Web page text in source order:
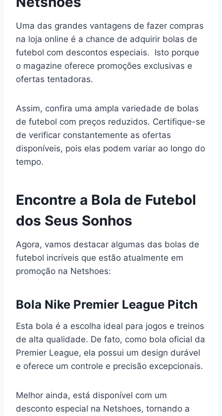
Uma das grandes vantagens de fazer compras
na loja online é a chance de adquirir bolas de
futebol com descontos especiais. Isto porque
o magazine oferece promoções exclusivas e
ofertas tentadoras.
Assim, confira uma ampla variedade de bolas
de futebol com preços reduzidos. Certifique-se
de verificar constantemente as ofertas
disponíveis, pois elas podem variar ao longo do
tempo.
Encontre a Bola de Futebol
dos Seus Sonhos
Agora, vamos destacar algumas das bolas de
futebol incríveis que estão atualmente em
promoção na Netshoes:
Bola Nike Premier League Pitch
Esta bola é a escolha ideal para jogos e treinos
de alta qualidade. De fato, como bola oficial da
Premier League, ela possui um design durável
e oferece um controle e precisão excepcionais.
Melhor ainda, está disponível com um
desconto especial na Netshoes, tornando a